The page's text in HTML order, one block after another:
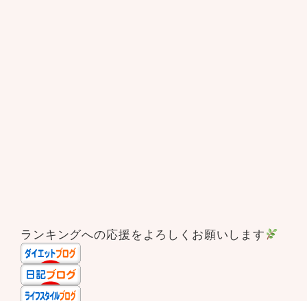
ランキングへの応援をよろしくお願いします